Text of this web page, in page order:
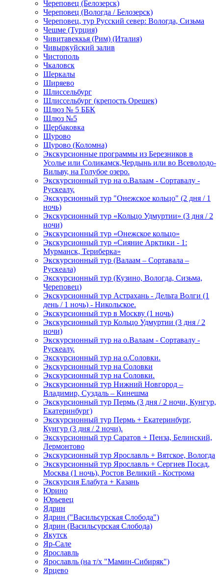
Череповец (Белозерск)
Череповец (Вологда / Белозерск)
Череповец, тур Русский север: Вологда, Сизьма
Чешме (Турция)
Чивитавеккья (Рим) (Италия)
Чивыркуйский залив
Чистополь
Чкаловск
Шеркалы
Ширяево
Шлиссельбург
Шлиссельбург (крепость Орешек)
Шлюз № 5 ББК
Шлюз №5
Щербаковка
Щурово
Щурово (Коломна)
Экскурсионные программы из Березников в
Усолье или Соликамск,Чердынь или во Всеволодо-
Вильву, на Голубое озеро.
Экскурсионный тур на о.Валаам - Сортавалу -
Рускеалу.
Экскурсионный тур "Онежское кольцо" (2 дня / 1
ночь)
Экскурсионный тур «Кольцо Удмуртии» (3 дня / 2
ночи)
Экскурсионный тур «Онежское кольцо»
Экскурсионный тур «Сияние Арктики - 1:
Мурманск, Териберка»
Экскурсионный тур (Валаам – Сортавала –
Рускеала)
Экскурсионный тур (Кузино, Вологда, Сизьма,
Череповец)
Экскурсионный тур Астрахань - Дельта Волги (1
день / 1 ночь) - Никольское.
Экскурсионный тур в Москву (1 ночь)
Экскурсионный тур Кольцо Удмуртии (3 дня / 2
ночи)
Экскурсионный тур на о.Валаам - Сортавалу -
Рускеалу.
Экскурсионный тур на о.Соловки.
Экскурсионный тур на Соловки
Экскурсионный тур на Соловки.
Экскурсионный тур Нижний Новгород –
Владимир, Суздаль – Кинешма
Экскурсионный тур Пермь (3 дня / 2 ночи, Кунгур,
Екатеринбург)
Экскурсионный тур Пермь + Екатеринбург,
Кунгур (3 дня / 2 ночи).
Экскурсионный тур Саратов + Пенза, Белинский,
Лермонтово
Экскурсионный тур Ярославль + Вятское, Вологда
Экскурсионный тур Ярославль + Сергиев Посад,
Москва (1 ночь), Ростов Великий - Кострома
Экскурсия Елабуга + Казань
Юрино
Юрьевец
Ядрин
Ядрин ("Васильсурская Слобода")
Ядрин (Васильсурская Слобода)
Якутск
Яр-Сале
Ярославль
Ярославль (на т/х "Мамин-Сибиряк")
Ярцево